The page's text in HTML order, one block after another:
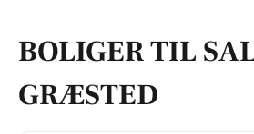
BOLIGER TIL
GRÆSTED